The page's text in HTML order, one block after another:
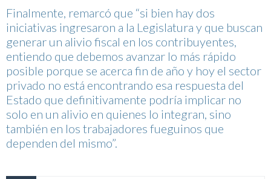
Finalmente, remarcó que “si bien hay dos
iniciativas ingresaron a la Legislatura y que buscan
generar un alivio fiscal en los contribuyentes,
entiendo que debemos avanzar lo más rápido
posible porque se acerca fin de año y hoy el sector
privado no está encontrando esa respuesta del
Estado que definitivamente podría implicar no
solo en un alivio en quienes lo integran, sino
también en los trabajadores fueguinos que
dependen del mismo”.